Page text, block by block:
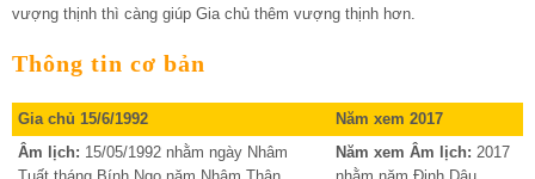
vượng thịnh thì càng giúp Gia chủ thêm vượng thịnh hơn.
Thông tin cơ bản
Gia chủ 15/6/1992
Năm xem 2017
Âm lịch: 15/05/1992 nhằm ngày Nhâm
Năm xem Âm lịch: 2017